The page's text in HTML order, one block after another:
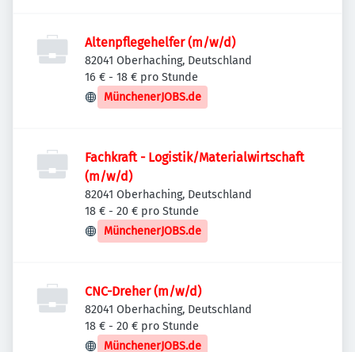
Altenpflegehelfer (m/w/d)
82041 Oberhaching, Deutschland
16 € - 18 € pro Stunde
MünchenerJOBS.de
Fachkraft - Logistik/Materialwirtschaft
(m/w/d)
82041 Oberhaching, Deutschland
18 € - 20 € pro Stunde
MünchenerJOBS.de
CNC-Dreher (m/w/d)
82041 Oberhaching, Deutschland
18 € - 20 € pro Stunde
MünchenerJOBS.de